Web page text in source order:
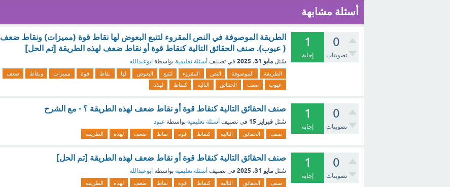
أسئلة مشابهة
0
تصويتات
1
إجابة
الطريقة الموصوفة في النص المقروء لتتبع البعوض لها نقاط قوة (مميزات) ونقاط ضعف
( عيوب). صنف الحقائق التالية كنقاط قوة أو نقاط ضعف لهذه الطريقة [تم الحل]
سُئل مايو 31، 2025 في تصنيف أسئلة تعليمية بواسطة ابوعبدالله
الطريقة الموصوفة النص المقروء لتتبع البعوض لها نقاط قوة مميزات ونقاط
ضعف
عيوب
صنف الحقائق التالية كنقاط لهذه
0
تصويتات
1
إجابة
صنف الحقائق التالية كنقاط قوة أو نقاط ضعف لهذه الطريقة ؟ - مع الشرح
سُئل فبراير 15 في تصنيف أسئلة تعليمية بواسطة عبود
صنف الحقائق التالية كنقاط قوة نقاط ضعف لهذه الطريقة
0
تصويتات
1
إجابة
صنف الحقائق التالية كنقاط قوة أو نقاط ضعف لهذه الطريقة [تم الحل]
سُئل مايو 31، 2025 في تصنيف أسئلة تعليمية بواسطة ابوعبدالله
صنف الحقائق التالية كنقاط قوة نقاط ضعف لهذه الطريقة